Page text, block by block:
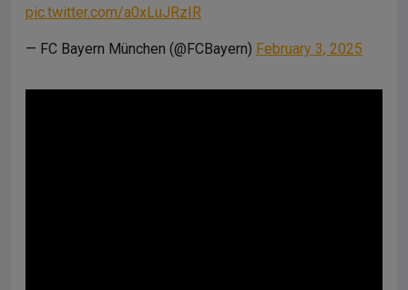
pic.twitter.com/a0xLuJRzIR
— FC Bayern München (@FCBayern) February 3, 2025